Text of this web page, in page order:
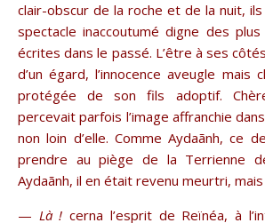
clair-obscur de la roche et de la nuit,
spectacle inaccoutumé digne des
écrites dans le passé. L’être à ses
d’un égard, l’innocence aveugle mais
protégée de son fils adoptif.
percevait parfois l’image affranchie
non loin d’elle. Comme Aydaãnh, ce
prendre au piège de la Terrienne
Aydaãnh, il en était revenu meurtri,
— Là !cerna l’esprit de Reïnéa, à